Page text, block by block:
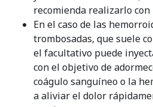
recomienda realizarlo
En el caso de las
trombosadas, que suele
el facultativo puede
con el objetivo de
coágulo sanguíneo o la
a aliviar el dolor